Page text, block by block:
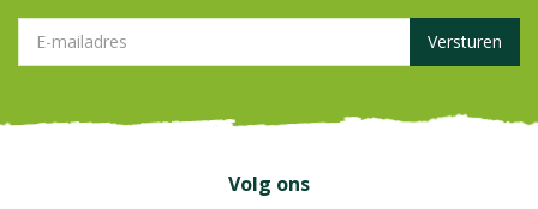
Volg ons